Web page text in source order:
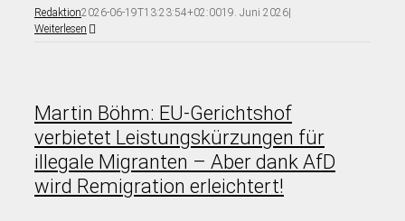
Redaktion2026-06-19T13:23:54+02:0019. Juni 2026|
Weiterlesen
Martin Böhm: EU-Gerichtshof
verbietet Leistungskürzungen für
illegale Migranten – Aber dank AfD
wird Remigration erleichtert!